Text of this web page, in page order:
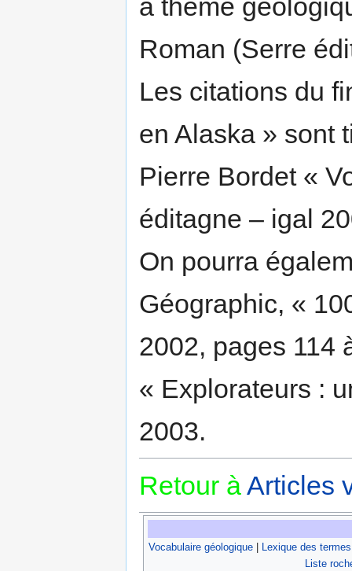
à thème
Roman (Serre
Les citations du
en Alaska » sont
Pierre Bordet «
éditagne – igal
On pourra
Géographic, «
2002, pages 114
« Explorateurs :
2003.
Retour àArticles
Vocabulaire géologique
Lexique des
Liste